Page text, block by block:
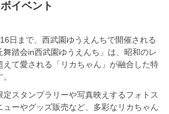
イベント
日まで、西武園ゆうえんちで開催される
踏会in西武園ゆうえんち」は、昭和のレ
えて愛される「リカちゃん」が融合した特
スタンプラリーや写真映えするフォトス
ューやグッズ販売など、多彩なリカちゃん